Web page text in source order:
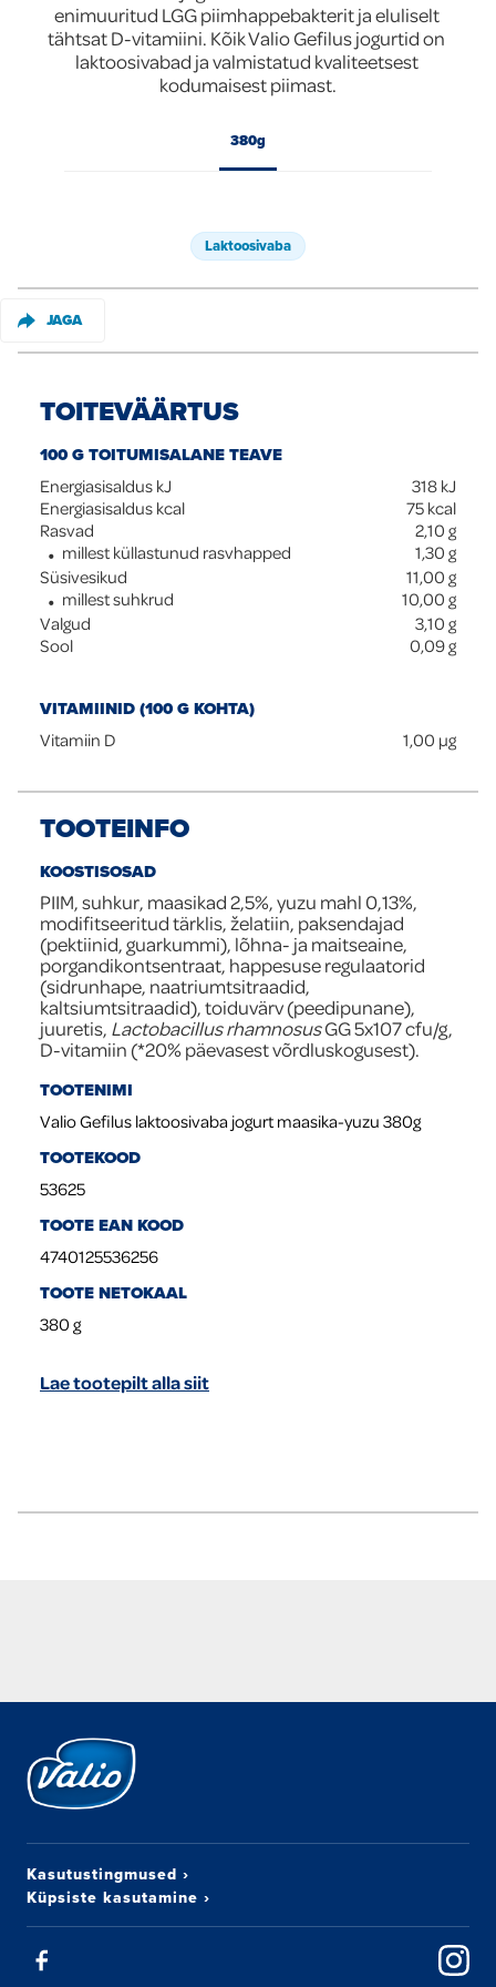
Global
enimuuritud LGG piimhappebakterit ja eluliselt
tähtsat D-vitamiini. Kõik Valio Gefilus jogurtid on
laktoosivabad ja valmistatud kvaliteetsest
kodumaisest piimast.
380g
Laktoosivaba
JAGA
TOITEVÄÄRTUS
100 G TOITUMISALANE TEAVE
Energiasisaldus kJ 318 kJ
Energiasisaldus kcal
75 kcal
Rasvad
2,10 g
millest küllastunud rasvhapped
1,30 g
Süsivesikud
11,00 g
millest suhkrud
10,00 g
Valgud
3,10 g
Sool
0,09g
VITAMIINID (100 G KOHTA)
Vitamiin D 1,00 µg
TOOTEINFO
KOOSTISOSAD
PIIM, suhkur, maasikad 2,5%, yuzu mahl 0,13%,
modifitseeritud tärklis, želatiin, paksendajad
(pektiinid, guarkummi), lõhna- ja maitseaine,
porgandikontsentraat, happesuse regulaatorid
(sidrunhape, naatriumtsitraadid,
kaltsiumtsitraadid), toiduvärv (peedipunane),
juuretis, Lactobacillus rhamnosusGG 5x107 cfu/g,
D-vitamiin (*20% päevasest võrdluskogusest).
TOOTENIMI
Valio Gefilus laktoosivaba jogurt maasika-yuzu 380g
TOOTEKOOD
53625
TOOTE EAN KOOD
4740125536256
TOOTE NETOKAAL
380 g
Lae tootepilt alla siit
Kasutustingmused ›
Küpsiste kasutamine ›